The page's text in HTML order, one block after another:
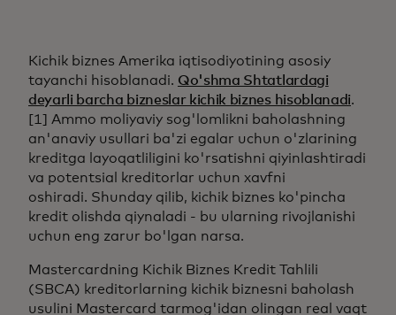
Kichik biznes Amerika iqtisodiyotining asosiy
tayanchi hisoblanadi. Qo'shma Shtatlardagi
deyarli barcha bizneslar kichik biznes hisoblanadi.
[1] Ammo moliyaviy sog'lomlikni baholashning
an'anaviy usullari ba'zi egalar uchun o'zlarining
kreditga layoqatliligini ko'rsatishni qiyinlashtiradi
va potentsial kreditorlar uchun xavfni
oshiradi. Shunday qilib, kichik biznes ko'pincha
kredit olishda qiynaladi - bu ularning rivojlanishi
uchun eng zarur bo'lgan narsa.
Mastercardning Kichik Biznes Kredit Tahlili
(SBCA) kreditorlarning kichik biznesni baholash
usulini Mastercard tarmog'idan olingan real vaqt